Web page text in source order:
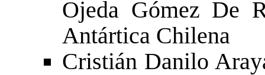
Ojeda Gómez De
Antártica Chilena
Cristián Danilo